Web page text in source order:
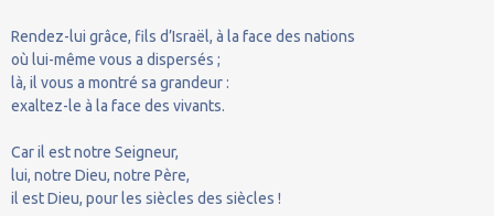
Rendez-lui grâce, fils d’Israël, à la face des nations
où lui-même vous a dispersés ;
là, il vous a montré sa grandeur :
exaltez-le à la face des vivants.
Car il est notre Seigneur,
lui, notre Dieu, notre Père,
il est Dieu, pour les siècles des siècles !